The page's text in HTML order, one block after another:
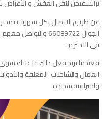
ترانسفيجن لنقل العفش و الأغراض
عن طريق الاتصال بكل سهولة بمدير
الجوال 66089722
في الاحترام .
فعندما تريد فعل ذلك ما عليك سوي
العمال والشاحنات المغلقة
واحترافية شديدة.